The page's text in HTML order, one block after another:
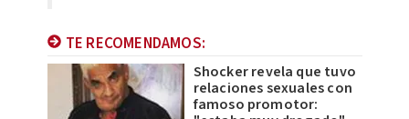
TE RECOMENDAMOS:
Shocker revela que tuvo
relaciones sexuales con
famoso promotor: